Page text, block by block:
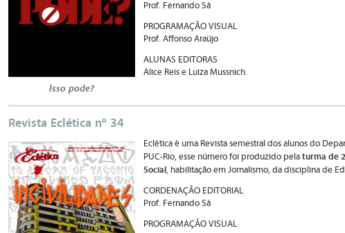
Isso pode?
Prof. Fernando Sá
PROGRAMAÇÃO VISUAL
Prof. Affonso Araújo
ALUNAS EDITORAS
Alice Reis e Luiza Mussnich.
Revista Eclética nº 34
Eclética é uma Revista semestral dos alunos do
PUC-Rio, esse número foi produzido pela turma de
Social, habilitação em Jornalismo, da disciplina de
CORDENAÇÃO EDITORIAL
Prof. Fernando Sá
PROGRAMAÇÃO VISUAL